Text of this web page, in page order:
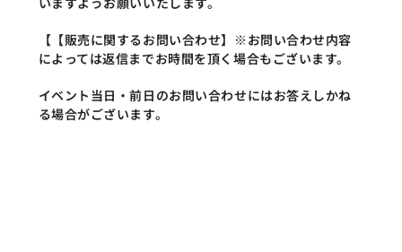
【【販売に関するお問い合わせ】※お問い合わせ内容
によっては返信までお時間を頂く場合もございます。
イベント当日・前日のお問い合わせにはお答えしかね
る場合がございます。